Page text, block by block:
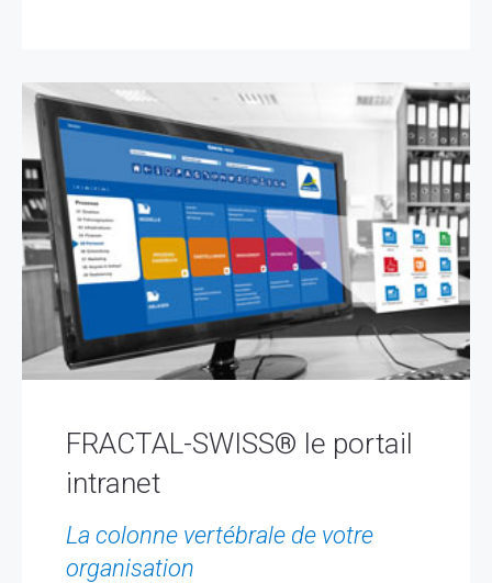
FRACTAL-SWISS® le portail
intranet
La colonne vertébrale de votre
organisation